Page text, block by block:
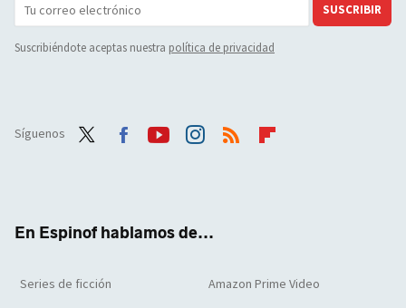
SUSCRIBIR
Suscribiéndote aceptas nuestra política de privacidad
Síguenos
En Espinof hablamos de...
Series de ficción Amazon Prime Video